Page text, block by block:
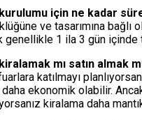
için ne kadar
ve tasarımına bağlı
genellikle 1 ila 3 gün içinde
mı satın almak
katılmayı
ekonomik olabilir.
kiralama daha